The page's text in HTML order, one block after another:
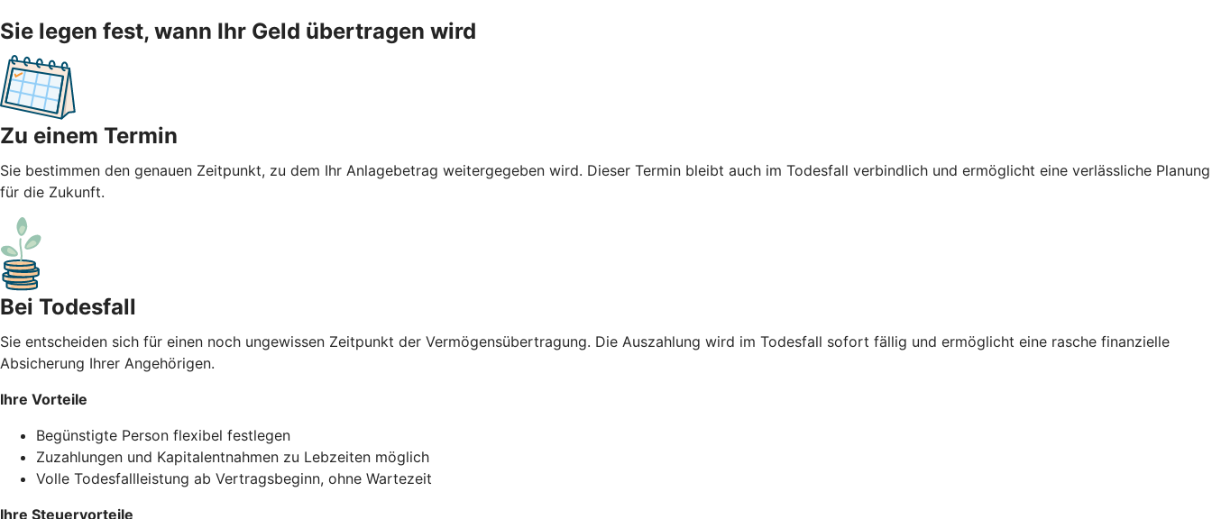
Sie legen fest, wann Ihr Geld übertragen wird
Zu einem Termin
Sie bestimmen den genauen Zeitpunkt, zu dem Ihr Anlagebetrag weitergegeben wird. Dieser Termin bleibt auch im Todesfall verbindlich und ermöglicht eine verlässliche Planung
für die Zukunft.
Bei Todesfall
Sie entscheiden sich für einen noch ungewissen Zeitpunkt der Vermögensübertragung. Die Auszahlung wird im Todesfall sofort fällig und ermöglicht eine rasche finanzielle
Absicherung Ihrer Angehörigen.
Ihre Vorteile
Begünstigte Person flexibel festlegen
Zuzahlungen und Kapitalentnahmen zu Lebzeiten möglich
Volle Todesfallleistung ab Vertragsbeginn, ohne Wartezeit
Ihre Steuervorteile